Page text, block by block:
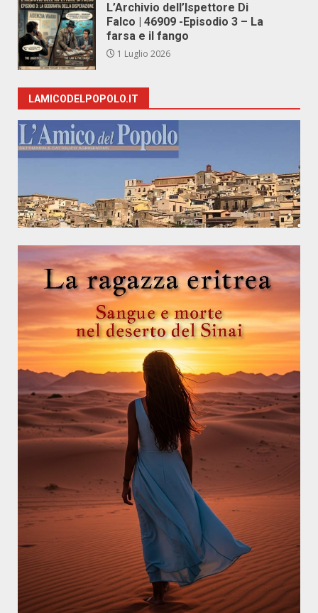
L’Archivio dell’Ispettore Di
Falco | 46909 -Episodio 3 – La
farsa e il fango
1 Luglio 2026
LAMICODELPOPOLO.IT